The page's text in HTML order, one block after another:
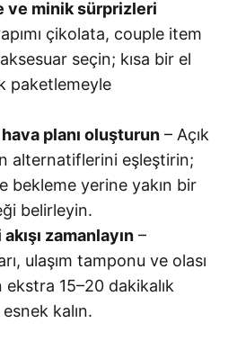
ve minik sürprizleri
çikolata, couple item
seçin; kısa bir el
paketlemeyle
planı oluşturun – Açık
alternatiflerini eşleştirin;
bekleme yerine yakın bir
belirleyin.
zamanlayın –
ulaşım tamponu ve olası
ekstra 15–20 dakikalık
kalın.